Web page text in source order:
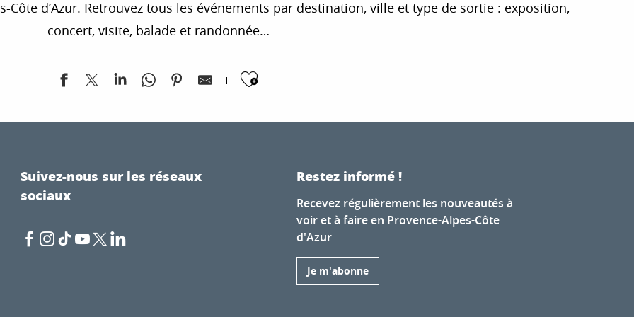
Côte d’Azur. Retrouvez tous les événements par destination, ville et type de sortie : exposition,
concert, visite, balade et randonnée…
Ajouter aux favoris
Lascaris
Suivez-nous sur les réseaux
sociaux
Restez informé !
Recevez régulièrement les nouveautés à
voir et à faire en Provence-Alpes-Côte
d'Azur
Je m'abonne